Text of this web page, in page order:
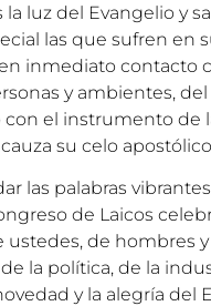
la luz del Evangelio y
las que sufren en
inmediato contacto
y ambientes,
con el instrumento de
su celo
las palabras
de Laicos
ustedes, de
la política, de la
y la alegría del